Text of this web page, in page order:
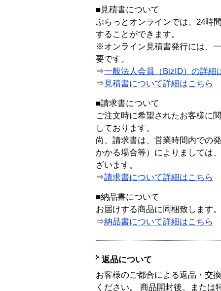
■見積書について
ぷらっとオンラインでは、24時
することができます。
※オンライン見積書発行には、
要です。
⇒一般法人会員（BizID）の詳細
⇒ 見積書について詳細はこちら
■請求書について
ご注文時に希望されたお客様に
しております。
尚、請求書は、営業時間内での
かかる場合等）によりましては
ざいます。
⇒請求書について詳細はこちら
■納品書について
お届けする商品に同梱致します。
⇒納品書について詳細はこちら
返品について
お客様のご都合による返品・交
ください。 商品開封後、または